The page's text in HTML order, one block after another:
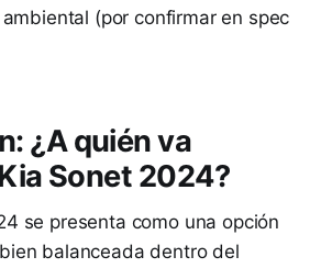
(por confirmar en spec
¿A quién va
Sonet 2024?
se presenta como una opción
balanceada dentro del